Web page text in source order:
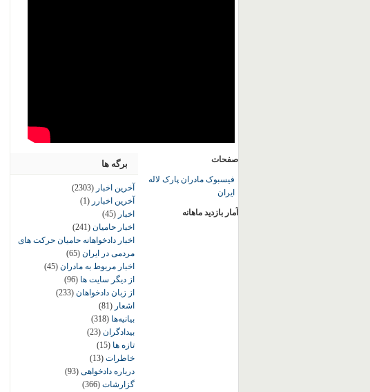
برگه ها
آخرین اخبار (2303)
آخرین اخبارر (1)
اخبار (45)
اخبار حامیان (241)
اخبار دادخواهانه حامیان حرکت های
مردمی در ایران (65)
اخبار مربوط به مادران (45)
از دیگر سایت ها (96)
از زبان دادخواهان (233)
اشعار (81)
بیانیه‌ها (318)
بیدادگران (23)
تازه ها (15)
خاطرات (13)
درباره دادخواهی (93)
گزارشات (366)
صفحات
فیسبوک مادران پارک لاله
ایران
آمار بازدید ماهانه